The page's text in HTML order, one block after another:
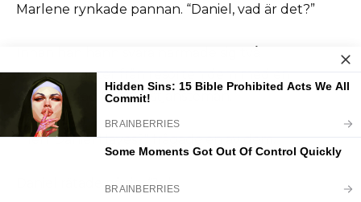
Marlene rynkade pannan. “Daniel, vad är det?”
representanter från resorten dem med en
uniformerad flygplatstjänsteman.
“Herr Daniel Hayes?” frågade en av dem.
Daniel rätade på sig. “Ja.”